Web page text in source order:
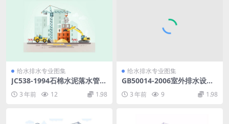
给水排水专业图集
JC538-1994石棉水泥落水管、
3 年前 12 1.98
给水排水专业图集
GB50014-2006室外排水设计
3 年前 9 1.98